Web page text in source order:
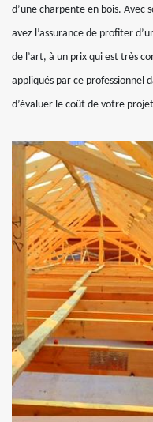
d’une charpente en bois. Avec
avez l’assurance de profiter
de l’art, à un prix qui est très
appliqués par ce professionnel
d’évaluer le coût de votre